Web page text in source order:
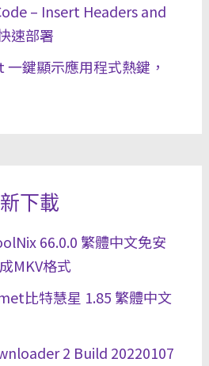
– Insert Headers and
速部署
鍵顯示應用程式熱鍵，
下載
66.0.0 繁體中文免安
MKV格式
比特慧星 1.85 繁體中文
2 Build 20220107